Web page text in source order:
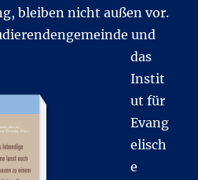
bleiben nicht außen vor.
dierendengemeinde und
das
Instit
ut für
Evang
elisch
e